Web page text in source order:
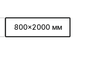
800x2000 мм